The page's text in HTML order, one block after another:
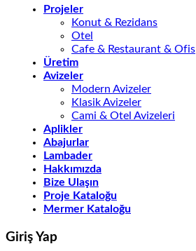
Projeler
Konut & Rezidans
Otel
Cafe & Restaurant & Ofis
Üretim
Avizeler
Modern Avizeler
Klasik Avizeler
Cami & Otel Avizeleri
Aplikler
Abajurlar
Lambader
Hakkımızda
Bize Ulaşın
Proje Kataloğu
Mermer Kataloğu
Giriş Yap